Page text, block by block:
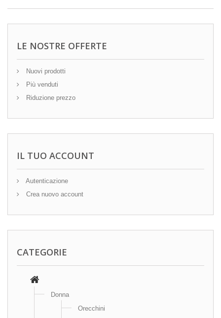
LE NOSTRE OFFERTE
Nuovi prodotti
Più venduti
Riduzione prezzo
IL TUO ACCOUNT
Autenticazione
Crea nuovo account
CATEGORIE
Donna
Orecchini